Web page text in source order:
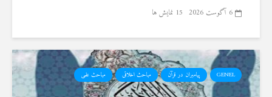
6 آگوست 2026 15 نمایش ها
GENEL پیامبران در قرآن مباحث اخلاقی مباحث علمی